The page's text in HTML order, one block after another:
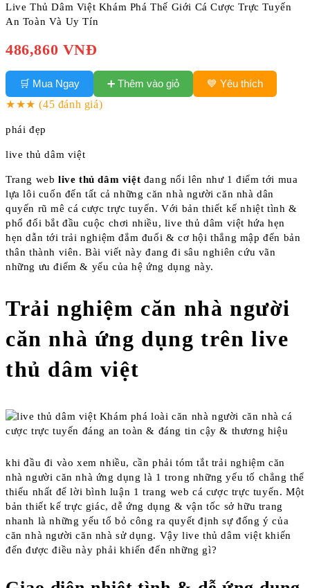
Live Thủ Dâm Việt Khám Phá Thế Giới Cá Cược Trực Tuyến
An Toàn Và Uy Tín
486,860 VNĐ
🛒 Mua Ngay ➕ Thêm vào giỏ
💙 Yêu thích
★★★(45 đánh giá)
phái đẹp
live thủ dâm việt
Trang web live thủ dâm việt đang nổi lên như 1 điểm tới mua
lựa lôi cuốn đến tất cả những căn nhà người căn nhà dân
quyến rũ mê cá cược trực tuyến. Với bản thiết kế nhiệt tình &
phổ đổi bắt đầu cuộc chơi nhiều, live thủ dâm việt hứa hẹn
hẹn dẫn tới trải nghiệm đắm đuối & cơ hội thắng mập đến bản
thân thành viên. Bài viết này đang đi sâu nghiên cứu vãn
những ưu điểm & yếu của hệ ứng dụng này.
Trải nghiệm căn nhà người
căn nhà ứng dụng trên live
thủ dâm việt
khi đầu đi vào xem nhiều, cần phải tóm tắt trải nghiệm căn
nhà người căn nhà ứng dụng là 1 trong những yếu tố chẳng thể
thiếu nhất để lời bình luận 1 trang web cá cược trực tuyến. Một
bản thiết kế trực giác, dễ ứng dụng & vận tốc sở hữu trang
nhanh là những yếu tố bỏ công ra quyết định sự đống ý của
căn nhà người căn nhà sử dụng. Vậy live thủ dâm việt khiến
đến được điều này phải khiến đến những gì?